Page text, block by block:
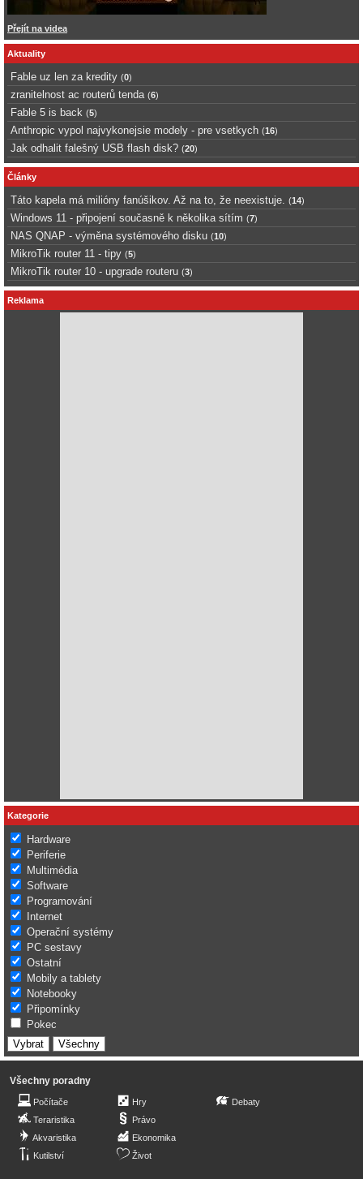
Přejít na videa
Aktuality
Fable uz len za kredity (0)
zranitelnost ac routerů tenda (6)
Fable 5 is back (5)
Anthropic vypol najvykonejsie modely - pre vsetkych (16)
Jak odhalit falešný USB flash disk? (20)
Články
Táto kapela má milióny fanúšikov. Až na to, že neexistuje. (14)
Windows 11 - připojení současně k několika sítím (7)
NAS QNAP - výměna systémového disku (10)
MikroTik router 11 - tipy (5)
MikroTik router 10 - upgrade routeru (3)
Reklama
Kategorie
Hardware
Periferie
Multimédia
Software
Programování
Internet
Operační systémy
PC sestavy
Ostatní
Mobily a tablety
Notebooky
Připomínky
Pokec
Všechny poradny
Počítače
Teraristika
Akvaristika
Kutilství
Hry
Právo
Ekonomika
Život
Debaty